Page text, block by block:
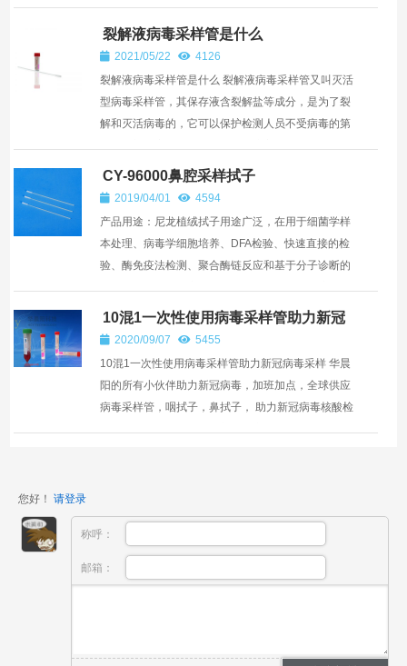
RNA，...
裂解液病毒采样管是什么
2021/05/22
4126
裂解液病毒采样管是什么 裂解液病毒采样管又叫灭活
型病毒采样管，其保存液含裂解盐等成分，是为了裂
解和灭活病毒的，它可以保护检测人员不受病毒的第
解液改良...
CY-96000鼻腔采样拭子
2019/04/01
4594
产品用途：尼龙植绒拭子用途广泛，在用于细菌学样
本处理、病毒学细胞培养、DFA检验、快速直接的检
验、酶免疫法检测、聚合酶链反应和基于分子诊断的
猪流感、禽流感...
10混1一次性使用病毒采样管助力新冠
病毒采样
2020/09/07
5455
10混1一次性使用病毒采样管助力新冠病毒采样 华晨
阳的所有小伙伴助力新冠病毒，加班加点，全球供应
病毒采样管，咽拭子，鼻拭子， 助力新冠病毒核酸检
您好！ 请登录
称呼：
邮箱：